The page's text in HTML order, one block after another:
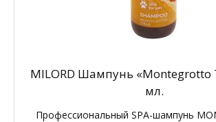
MILORD Шампунь «Montegrotto
мл.
Профессиональный SPA-шампунь